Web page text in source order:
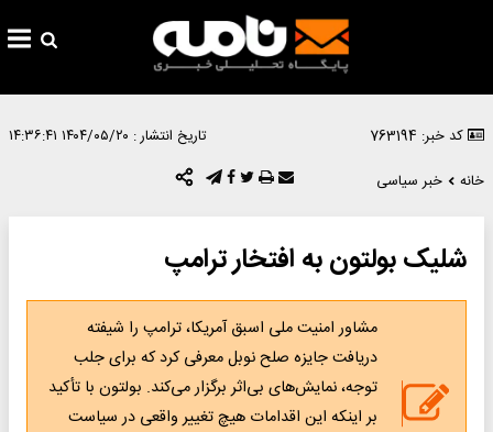
کد خبر: 763194 تاریخ انتشار : ۱۴۰۴/۰۵/۲۰ ۱۴:۳۶:۴۱
خانه
خبر سیاسی
شلیک بولتون به افتخار ترامپ
مشاور امنیت ملی اسبق آمریکا، ترامپ را شیفته
دریافت جایزه صلح نوبل معرفی کرد که برای جلب
توجه، نمایش‌های بی‌اثر برگزار می‌کند. بولتون با تأکید
بر اینکه این اقدامات هیچ تغییر واقعی در سیاست